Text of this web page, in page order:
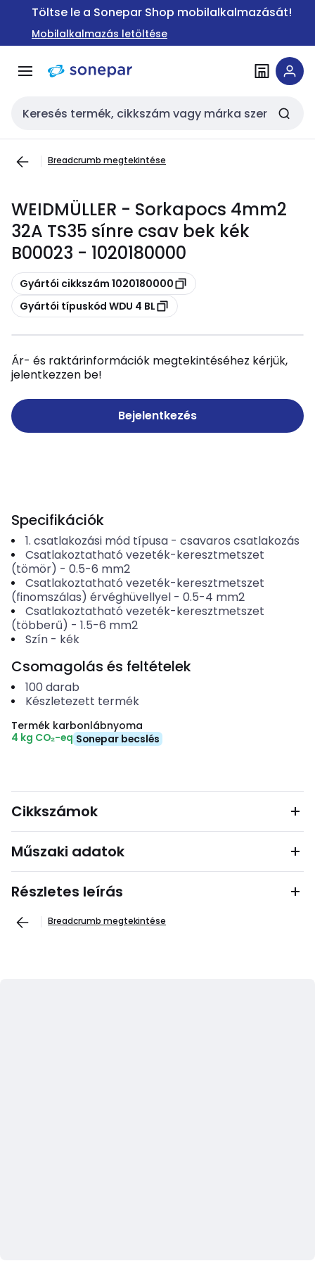
Ugrás a
Ugrás a
tartalomra
Töltse le a Sonepar Shop mobilalkalmazását!
Mobilalkalmazás letöltése
Keresési bemenet
Breadcrumb megtekintése
WEIDMÜLLER - Sorkapocs 4mm2
32A TS35 sínre csav bek kék
B00023 - 1020180000
Másolás
Gyártói cikkszám 1020180000
Másolás
Gyártói típuskód WDU 4 BL
Ár- és raktárinformációk megtekintéséhez kérjük,
jelentkezzen be!
Bejelentkezés
Specifikációk
1. csatlakozási mód típusa- csavaros csatlakozás
Csatlakoztatható vezeték-keresztmetszet
(tömör) - 0.5-6 mm2
Csatlakoztatható vezeték-keresztmetszet
(finomszálas) érvéghüvellyel - 0.5-4 mm2
Csatlakoztatható vezeték-keresztmetszet
(többerű) - 1.5-6 mm2
Szín- kék
Csomagolás és feltételek
100 darab
Készletezett termék
Termék karbonlábnyoma
4 kg CO₂-eq Sonepar becslés
Cikkszámok
Műszaki adatok
Részletes leírás
Breadcrumb megtekintése